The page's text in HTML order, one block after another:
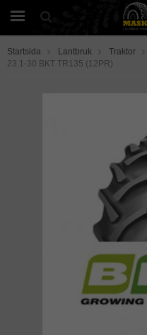
Startsida Lantbruk Traktor
23.1-30 BKT TR135 (12PR)